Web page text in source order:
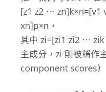
[z1 z2 ⋯ zn]k×n=[v1
xn]p×n ，
其中 zi=[zi1 zi2 ⋯ zik
主成分，zi 則被稱作
component scores）